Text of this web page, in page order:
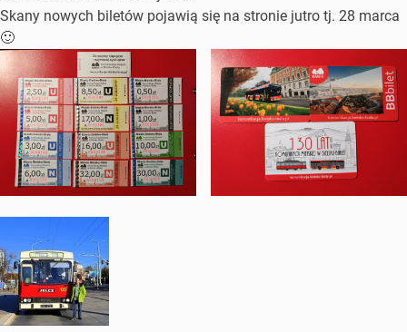
Skany nowych biletów pojawią się na stronie jutro tj. 28 marca
🙂